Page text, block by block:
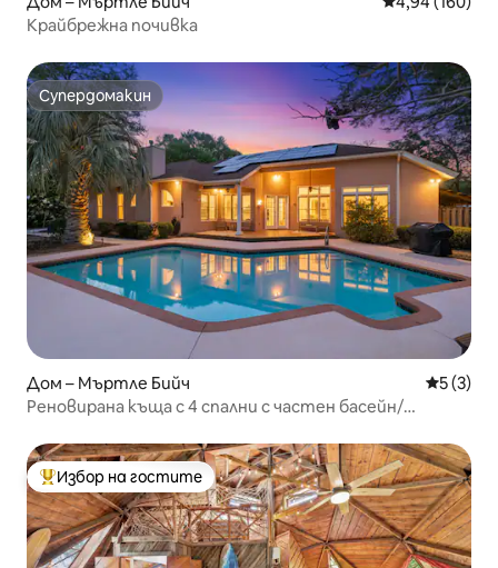
Крайбрежна почивка
Супердомакин
Супердомакин
Дом – Мъртле Бийч Средна
5 (3)
Реновирана къща с 4 спални с частен басейн/
Най-популярен избор на гостите
Избор на гостите